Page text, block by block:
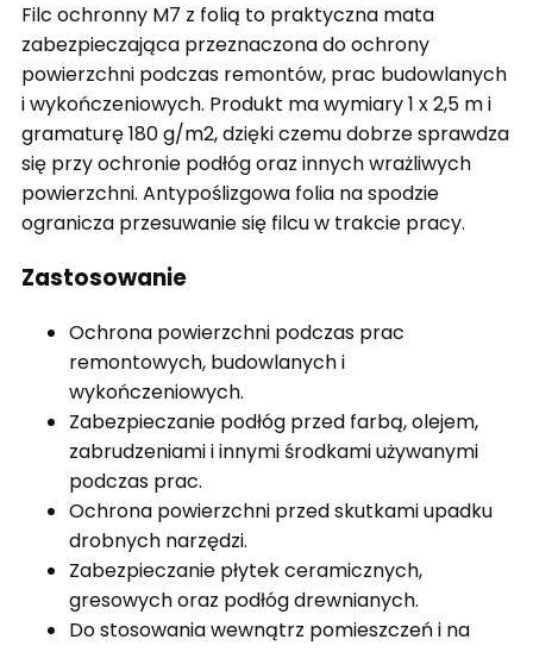
Filc ochronny M7 z folią to praktyczna mata
zabezpieczająca przeznaczona do ochrony
powierzchni podczas remontów, prac budowlanych
i wykończeniowych. Produkt ma wymiary 1 x 2,5 m i
gramaturę 180 g/m2, dzięki czemu dobrze sprawdza
się przy ochronie podłóg oraz innych wrażliwych
powierzchni. Antypoślizgowa folia na spodzie
ogranicza przesuwanie się filcu w trakcie pracy.
Zastosowanie
Ochrona powierzchni podczas prac
remontowych, budowlanych i
wykończeniowych.
Zabezpieczanie podłóg przed farbą, olejem,
zabrudzeniami i innymi środkami używanymi
podczas prac.
Ochrona powierzchni przed skutkami upadku
drobnych narzędzi.
Zabezpieczanie płytek ceramicznych,
gresowych oraz podłóg drewnianych.
Do stosowania wewnątrz pomieszczeń i na